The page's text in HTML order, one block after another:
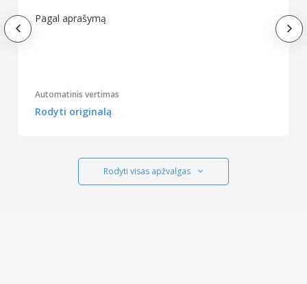
Pagal aprašymą
Automatinis vertimas
Rodyti originalą
Rodyti visas apžvalgas